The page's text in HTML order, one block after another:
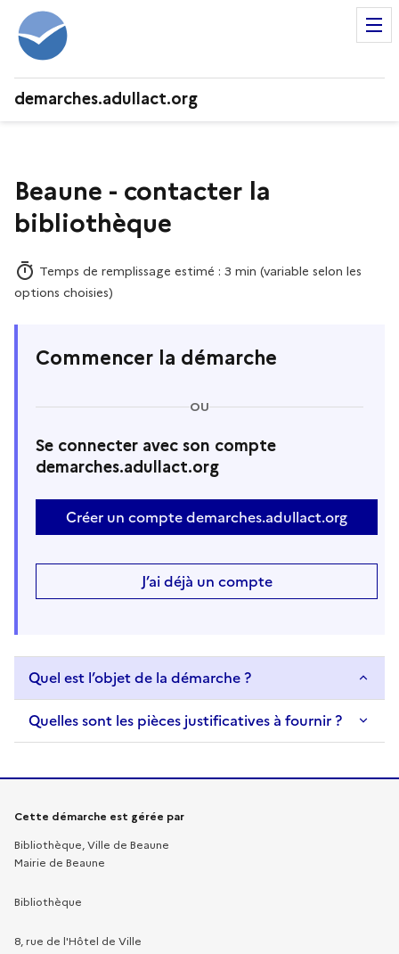
demarches.adullact.org
Beaune - contacter la
bibliothèque
Temps de remplissage estimé : 3 min (variable selon les
options choisies)
Commencer la démarche
OU
Se connecter avec son compte
demarches.adullact.org
Créer un compte demarches.adullact.org
J’ai déjà un compte
Quel est l’objet de la démarche ?
Quelles sont les pièces justificatives à fournir ?
Informations sur la démarche
Cette démarche est gérée par
Bibliothèque, Ville de Beaune
Mairie de Beaune
Bibliothèque
8, rue de l'Hôtel de Ville